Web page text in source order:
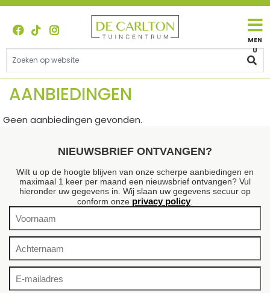
G
AANBIEDINGEN
Geen aanbiedingen gevonden.
NIEUWSBRIEF ONTVANGEN?
Wilt u op de hoogte blijven van onze scherpe aanbiedingen en
maximaal 1 keer per maand een nieuwsbrief ontvangen? Vul
hieronder uw gegevens in. Wij slaan uw gegevens secuur op
conform onze privacy policy.